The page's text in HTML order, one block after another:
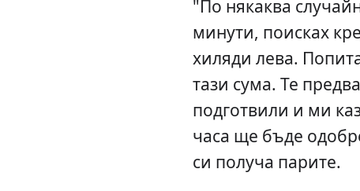
"По някаква
минути, поисках
хиляди лева.
тази сума. Те
подготвили и ми
часа ще бъде
си получа парите.